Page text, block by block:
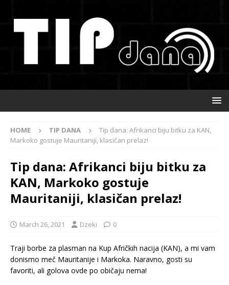
HOME TIP DANA
Tip dana: Afrikanci biju bitku za KAN,
Markoko gostuje Mauritaniji, klasičan prelaz!
Tip dana: Afrikanci biju bitku za
KAN, Markoko gostuje
Mauritaniji, klasičan prelaz!
March 26, 2021 Dzeki 0
Traji borbe za plasman na Kup Afričkih nacija (KAN), a mi vam
donismo meč Mauritanije i Markoka. Naravno, gosti su
favoriti, ali golova ovde po običaju nema!